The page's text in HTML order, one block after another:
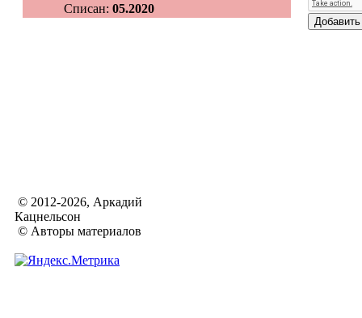
Списан: 05.2020
© 2012-2026, Аркадий
Кацнельсон
© Авторы материалов